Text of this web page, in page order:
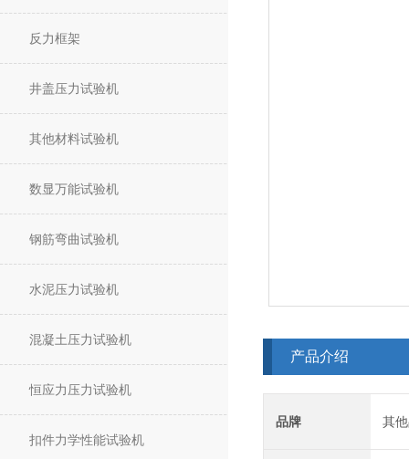
反力框架
井盖压力试验机
其他材料试验机
数显万能试验机
钢筋弯曲试验机
水泥压力试验机
混凝土压力试验机
恒应力压力试验机
扣件力学性能试验机
产品介绍
品牌 其